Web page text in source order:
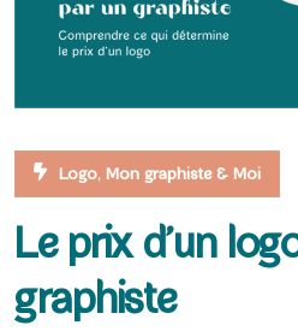
Logo, Mon graphiste & Moi
Le prix d’un
graphiste